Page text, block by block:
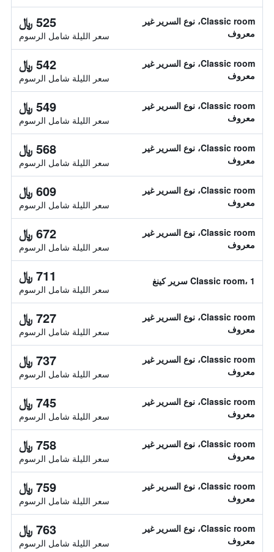
Classic room، نوع السرير غير
معروف
525 ﷼
سعر الليلة شامل الرسوم
Classic room، نوع السرير غير
معروف
542 ﷼
سعر الليلة شامل الرسوم
Classic room، نوع السرير غير
معروف
549 ﷼
سعر الليلة شامل الرسوم
Classic room، نوع السرير غير
معروف
568 ﷼
سعر الليلة شامل الرسوم
Classic room، نوع السرير غير
معروف
609 ﷼
سعر الليلة شامل الرسوم
Classic room، نوع السرير غير
معروف
672 ﷼
سعر الليلة شامل الرسوم
Classic room، 1 سرير كينغ 711 ﷼
سعر الليلة شامل الرسوم
Classic room، نوع السرير غير
معروف
727 ﷼
سعر الليلة شامل الرسوم
Classic room، نوع السرير غير
معروف
737 ﷼
سعر الليلة شامل الرسوم
Classic room، نوع السرير غير
معروف
745 ﷼
سعر الليلة شامل الرسوم
Classic room، نوع السرير غير
معروف
758 ﷼
سعر الليلة شامل الرسوم
Classic room، نوع السرير غير
معروف
759 ﷼
سعر الليلة شامل الرسوم
Classic room، نوع السرير غير
معروف
763 ﷼
سعر الليلة شامل الرسوم